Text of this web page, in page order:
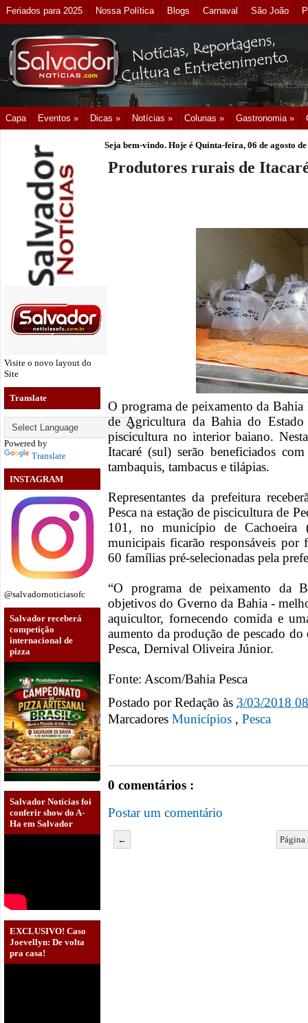
Feriados para 2025 Nossa Política Blogs Carnaval São João
Capa Eventos » Dicas » Notícias » Colunas » Gastronomia »
Visite o novo layout do
Site
Translate
Powered by
Translate
INSTAGRAM
@salvadornoticiasofc
Salvador receberá
competição
internacional de
pizza
Salvador Notícias foi
conferir show do A-
Ha em Salvador
EXCLUSIVO! Caso
Joevellyn: De volta
pra casa!
Seja bem-vindo. Hoje é Quinta-feira, 06 de agosto
Produtores rurais de
O programa de peixamento da Bahia
de Agricultura da Bahia do
piscicultura no interior baiano.
Itacaré (sul) serão beneficiados
tambaquis, tambacus e tilápias.
Representantes da prefeitura
Pesca na estação de piscicultura de
101, no município de Cachoeira
municipais ficarão responsáveis por
60 famílias pré-selecionadas pela
“O programa de peixamento da
objetivos do Gverno da Bahia -
aquicultor, fornecendo comida e
aumento da produção de pescado
Pesca, Dernival Oliveira Júnior.
Fonte: Ascom/Bahia Pesca
Postado porRedação às 3/03/2018
Marcadores Municípios , Pesca
0 comentários :
Postar um comentário
←